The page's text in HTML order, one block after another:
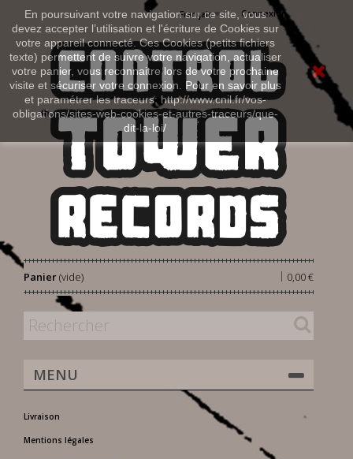
En poursuivant votre navigation sur ce site, vous
devez accepter l’utilisation et l'écriture de Cookies sur
votre appareil connecté. Ces Cookies (petits fichiers
texte) permettent de suivre votre navigation, actualiser
votre panier, vous reconnaitre lors de votre prochaine
visite et sécuriser votre connexion. Pour en savoir plus
et paramétrer les traceurs: http://www.cnil.fr/vos-
obligations/sites-web-cookies-et-autres-traceurs/que-
dit-la-loi/
Connexion
Français
Panier 0,00 €
|
(vide)
MENU
Livraison
Mentions légales